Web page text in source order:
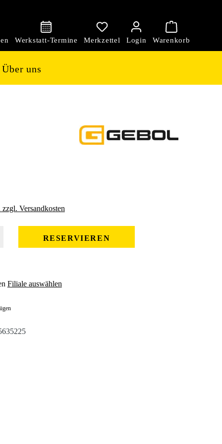
Über uns
Versandkosten
RESERVIEREN
Filiale auswählen